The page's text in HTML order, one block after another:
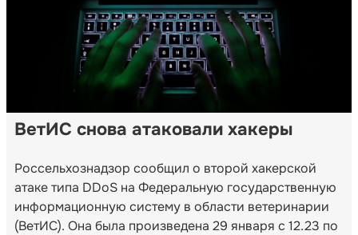
ВетИС снова атаковали хакеры
Россельхознадзор сообщил о второй хакерской
атаке типа DDoS на Федеральную государственную
информационную систему в области ветеринарии
(ВетИС). Она была произведена 29 января с 12.23 по